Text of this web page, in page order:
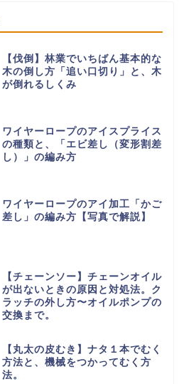
【伐倒】林業でいちばん基本的な
木の倒し方「追い口切り」と、木
が倒れるしくみ
ワイヤーロープのアイスプライス
の種類と、「エビ差し（変形割差
し）」の編み方
ワイヤーロープのアイ加工「かご
差し」の編み方【写真で解説】
【チェーンソー】チェーンオイル
が出ないときの原因と対処法。ク
ラッチの外し方〜オイルポンプの
交換まで。
【丸太の皮むき】ナタ１本でむく
方法と、機械をつかってむく方
法。